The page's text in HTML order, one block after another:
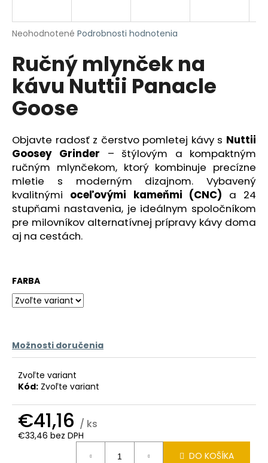
Priemerné
produktu
je
0,0
5
hviezdičiek.
Neohodnotené Podrobnosti hodnotenia
Ručný mlynček na
kávu Nuttii Panacle
Goose
Objavte radosť z čerstvo pomletej kávy s Nuttii
Goosey Grinder – štýlovým a kompaktným
ručným mlynčekom, ktorý kombinuje precízne
mletie s moderným dizajnom. Vybavený
kvalitnými oceľovými kameňmi (CNC) a 24
stupňami nastavenia, je ideálnym spoločníkom
pre milovníkov alternatívnej prípravy kávy doma
aj na cestách.
FARBA
Možnosti doručenia
Zvoľte variant
Kód: Zvoľte variant
€41,16 / ks
€33,46 bez DPH
DO KOŠÍKA
j
ť
?
HĽADAŤ
O
d
p
o
r
a
m
e